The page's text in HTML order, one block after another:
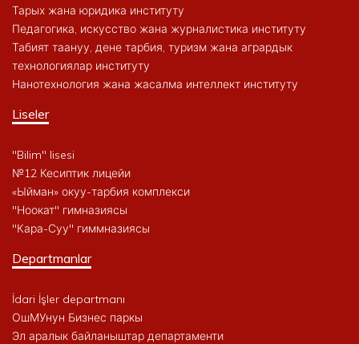
Тарых жана юридика институту
Педагогика, искусство жана журналистика институту
Табият таануу, дене тарбия, туризм жана агрардык
технологиялар институту
Нанотехнология жана жасалма интеллект институту
Liseler
"Bilim" lisesi
№12 Кесиптик лицейи
«Ыйман» окуу-тарбия комплекси
"Ноокат" гимназиясы
"Кара-Суу" гиммназиясы
Departmanlar
İdari İşler departmanı
ОшМУнун Бизнес паркы
Эл аралык байланыштар департаменти